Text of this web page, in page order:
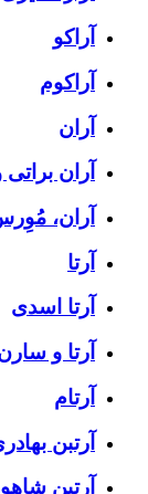
آراکو
آراکوم
آران
آران
آران،
آرتا
آرتا اسدی
آرتا و
آرتام
آرتبن
آرتين